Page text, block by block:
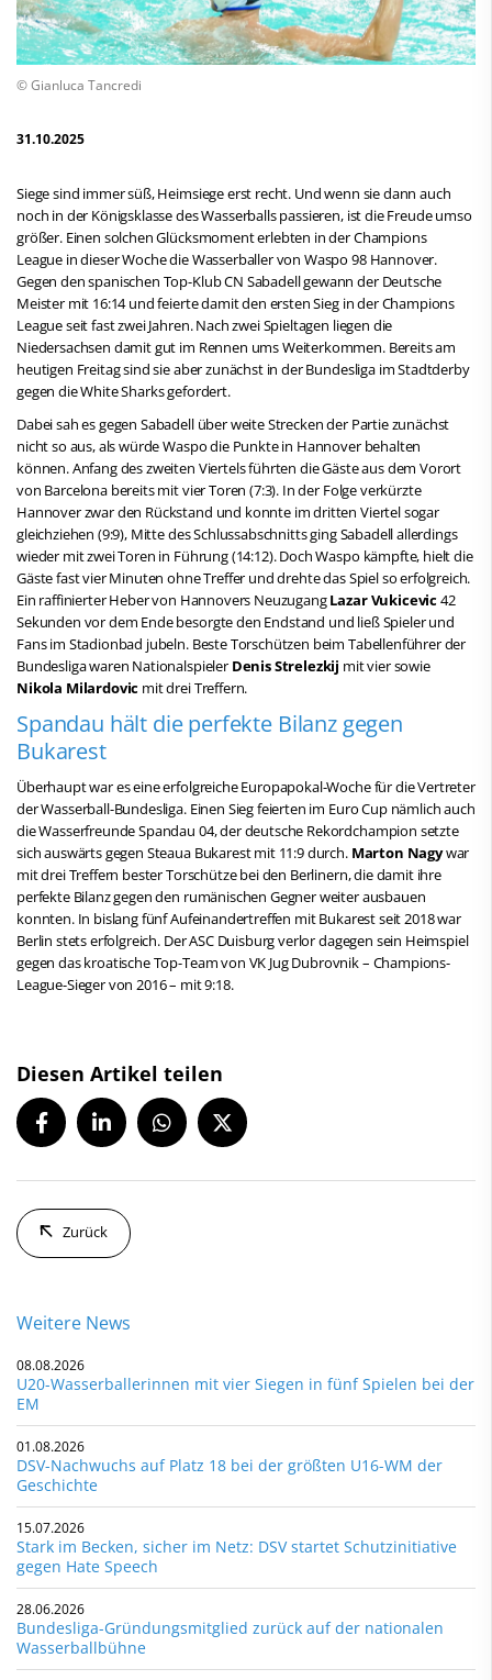
© Gianluca Tancredi
31.10.2025
Siege sind immer süß, Heimsiege erst recht. Und wenn sie dann auch
noch in der Königsklasse des Wasserballs passieren, ist die Freude umso
größer. Einen solchen Glücksmoment erlebten in der Champions
League in dieser Woche die Wasserballer von Waspo 98 Hannover.
Gegen den spanischen Top-Klub CN Sabadell gewann der Deutsche
Meister mit 16:14 und feierte damit den ersten Sieg in der Champions
League seit fast zwei Jahren. Nach zwei Spieltagen liegen die
Niedersachsen damit gut im Rennen ums Weiterkommen. Bereits am
heutigen Freitag sind sie aber zunächst in der Bundesliga im Stadtderby
gegen die White Sharks gefordert.
Dabei sah es gegen Sabadell über weite Strecken der Partie zunächst
nicht so aus, als würde Waspo die Punkte in Hannover behalten
können. Anfang des zweiten Viertels führten die Gäste aus dem Vorort
von Barcelona bereits mit vier Toren (7:3). In der Folge verkürzte
Hannover zwar den Rückstand und konnte im dritten Viertel sogar
gleichziehen (9:9), Mitte des Schlussabschnitts ging Sabadell allerdings
wieder mit zwei Toren in Führung (14:12). Doch Waspo kämpfte, hielt die
Gäste fast vier Minuten ohne Treffer und drehte das Spiel so erfolgreich.
Ein raffinierter Heber von Hannovers NeuzugangLazar Vukicevic42
Sekunden vor dem Ende besorgte den Endstand und ließ Spieler und
Fans im Stadionbad jubeln. Beste Torschützen beim Tabellenführer der
Bundesliga waren Nationalspieler Denis Strelezkij mit vier sowie
Nikola Milardovic mit drei Treffern.
Spandau hält die perfekte Bilanz gegen
Bukarest
Überhaupt war es eine erfolgreiche Europapokal-Woche für die Vertreter
der Wasserball-Bundesliga. Einen Sieg feierten im Euro Cup nämlich auch
die Wasserfreunde Spandau 04, der deutsche Rekordchampion setzte
sich auswärts gegen Steaua Bukarest mit 11:9 durch. Marton Nagywar
mit drei Treffern bester Torschütze bei den Berlinern, die damit ihre
perfekte Bilanz gegen den rumänischen Gegner weiter ausbauen
konnten. In bislang fünf Aufeinandertreffen mit Bukarest seit 2018 war
Berlin stets erfolgreich. Der ASC Duisburg verlor dagegen sein Heimspiel
gegen das kroatische Top-Team von VK Jug Dubrovnik – Champions-
League-Sieger von 2016 – mit 9:18.
Diesen Artikel teilen
Zurück
Weitere News
08.08.2026
U20-Wasserballerinnen mit vier Siegen in fünf Spielen bei der
EM
01.08.2026
DSV-Nachwuchs auf Platz 18 bei der größten U16-WM der
Geschichte
15.07.2026
Stark im Becken, sicher im Netz: DSV startet Schutzinitiative
gegen Hate Speech
28.06.2026
Bundesliga-Gründungsmitglied zurück auf der nationalen
Wasserballbühne